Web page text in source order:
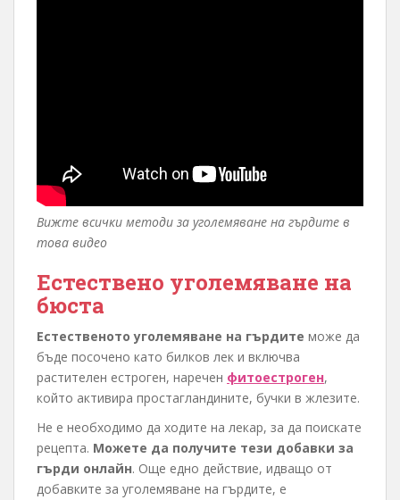
Вижте всички методи за уголемяване на гърдите в
това видео
Естествено уголемяване на
бюста
Естественото уголемяване на гърдите може да
бъде посочено като билков лек и включва
растителен естроген, наречен фитоестроген,
който активира простагландините, бучки в жлезите.
Не е необходимо да ходите на лекар, за да поискате
рецепта. Можете да получите тези добавки за
гърди онлайн. Още едно действие, идващо от
добавките за уголемяване на гърдите, е